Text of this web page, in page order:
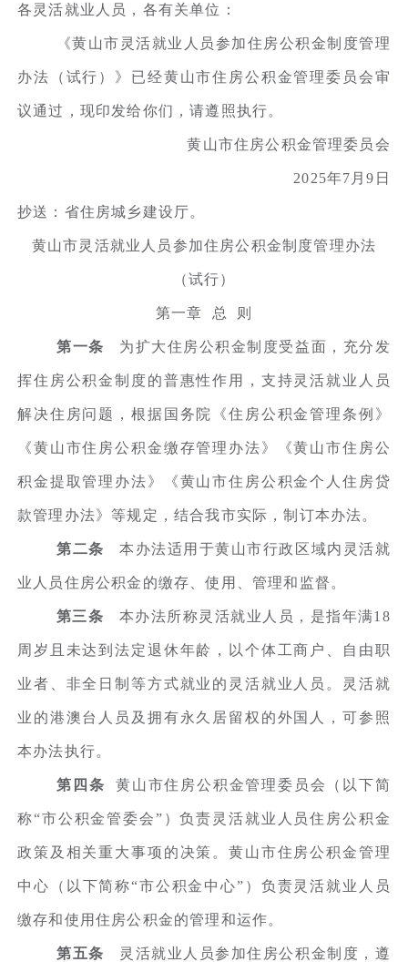
各灵活就业人员，各有关单位：
《黄山市灵活就业人员参加住房公积金制度管理
办法（试行）》已经黄山市住房公积金管理委员会审
议通过，现印发给你们，请遵照执行。
黄山市住房公积金管理委员会
2025年7月9日
抄送：省住房城乡建设厅。
黄山市灵活就业人员参加住房公积金制度管理办法
（试行）
第一章 总 则
第一条 为扩大住房公积金制度受益面，充分发
挥住房公积金制度的普惠性作用，支持灵活就业人员
解决住房问题，根据国务院《住房公积金管理条例》
《黄山市住房公积金缴存管理办法》《黄山市住房公
积金提取管理办法》《黄山市住房公积金个人住房贷
款管理办法》等规定，结合我市实际，制订本办法。
第二条 本办法适用于黄山市行政区域内灵活就
业人员住房公积金的缴存、使用、管理和监督。
第三条 本办法所称灵活就业人员，是指年满18
周岁且未达到法定退休年龄，以个体工商户、自由职
业者、非全日制等方式就业的灵活就业人员。灵活就
业的港澳台人员及拥有永久居留权的外国人，可参照
本办法执行。
第四条 黄山市住房公积金管理委员会（以下简
称“市公积金管委会”）负责灵活就业人员住房公积金
政策及相关重大事项的决策。黄山市住房公积金管理
中心（以下简称“市公积金中心”）负责灵活就业人员
缴存和使用住房公积金的管理和运作。
第五条 灵活就业人员参加住房公积金制度，遵